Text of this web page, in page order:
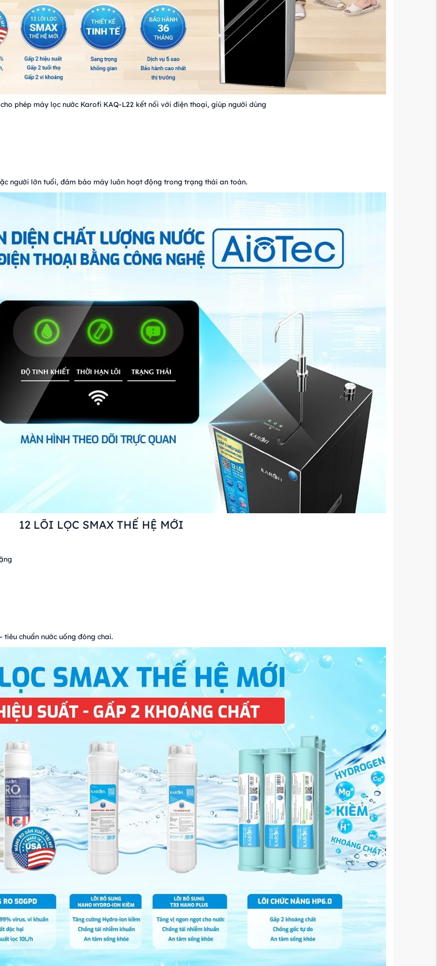
phép máy lọc nước Karofi KAQ-L22 kết nối với điện thoại, giúp người dùng
người lớn tuổi, đảm bảo máy luôn hoạt động trong trạng thái an toàn.
12 LÕI LỌC SMAX THẾ HỆ MỚI
tiêu chuẩn nước uống đóng chai.